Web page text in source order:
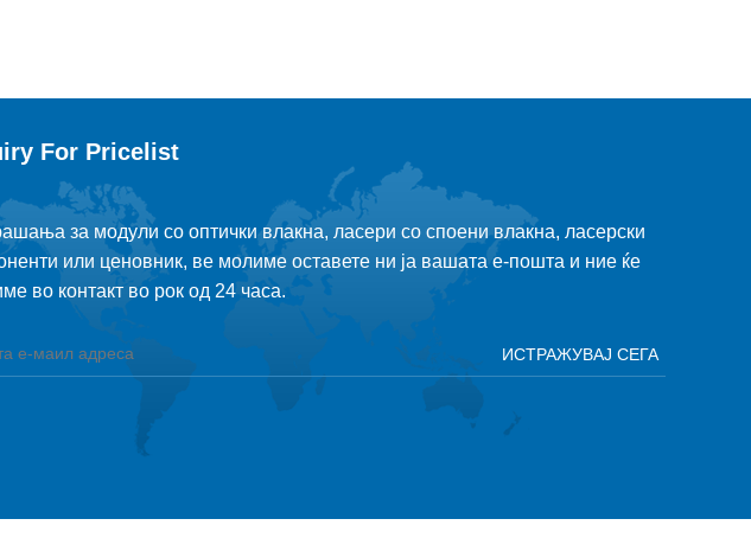
For Pricelist
за модули со оптички влакна, ласери со споени влакна, ласерски
или ценовник, ве молиме оставете ни ја вашата е-пошта и ние ќе
во контакт во рок од 24 часа.